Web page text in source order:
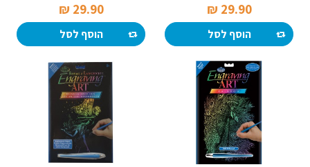
29.90 ₪‎
הוסף לסל
29.90 ₪‎
הוסף לסל